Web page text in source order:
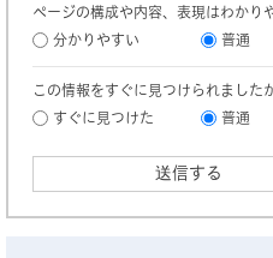
ページの構成や内容、表現はわかり
分かりやすい
普通
この情報をすぐに見つけられました
すぐに見つけた
普通